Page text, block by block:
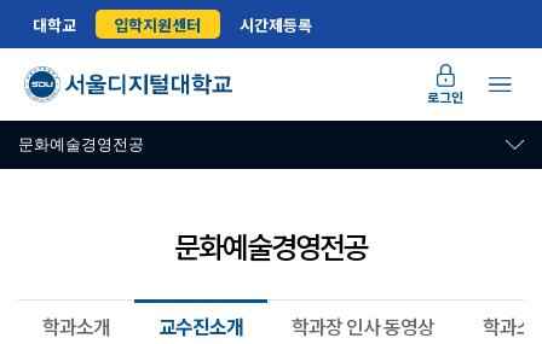
대학교 입학지원센터 시간제등록
로그인
문화예술경영전공
문화예술경영전공
학과소개 교수진소개 학과장 인사 동영상 학과소